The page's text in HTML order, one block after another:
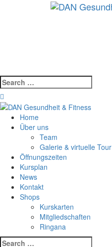
Search
for:
Home
Über uns
Team
Galerie & virtuelle Tour
Öffnungszeiten
Kursplan
News
Kontakt
Shops
Kurskarten
Mitgliedschaften
Ringana
Search